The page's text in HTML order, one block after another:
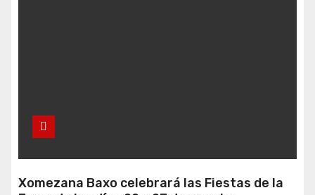
Xomezana Baxo celebrará las Fiestas de la